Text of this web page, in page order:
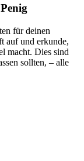
für deinen
auf und erkunde,
macht. Dies sind
sollten, – alle